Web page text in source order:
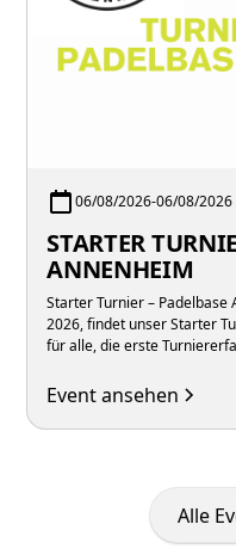
06/08/2026-06/08/2026
STARTER
ANNENHEIM
Starter Turnier –
2026, findet unser Starter
für alle, die erste
Woche haben.
Event ansehen
Alle